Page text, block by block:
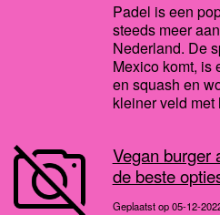
Padel is een
steeds meer
Nederland. De
Mexico komt, is
en squash en
kleiner veld met
Vegan burger
de beste
Geplaatst op 05-12-